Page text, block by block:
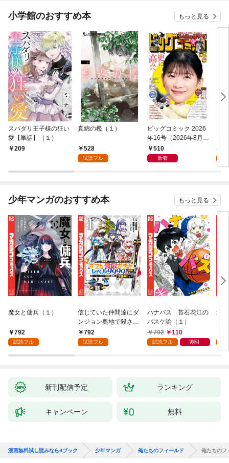
小学館のおすすめ本 もっと見る
スパダリ王子様の狂い
愛【単話】（１）
209
真綿の檻（１）
528
試読フル
ビッグコミック 2026
年16号（2026年8月7
日発売）
510
新着
少年マンガのおすすめ本 もっと見る
魔女と傭兵（１）
792
試読フル
信じていた仲間達にダ
ンジョン奥地で殺され
かけたがギフト『無限
ガチャ』でレベル９９
（１）
792
試読フル
ハナバス 苔石花江の
バスケ論（１）
792
110
試読フル 割引
追
強
～
新刊配信予定 ランキング
キャンペーン 無料
漫画無料試し読みならdブック 少年マンガ 俺たちのフィールド 俺たちのフ